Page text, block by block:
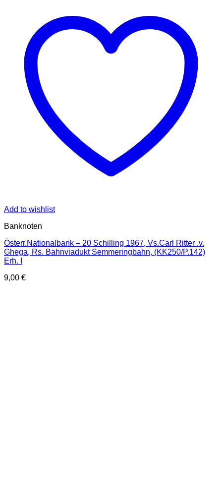
Add to wishlist
Banknoten
Österr.Nationalbank – 20 Schilling 1967, Vs.Carl Ritter .v.
Ghega, Rs. Bahnviadukt Semmeringbahn, (KK250/P.142)
Erh. I
9,00 €